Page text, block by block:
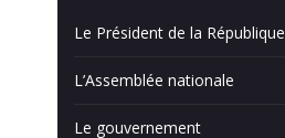
Le Président de la République
L’Assemblée nationale
Le gouvernement